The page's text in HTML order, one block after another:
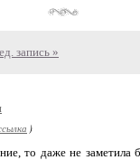
запись »
)
то даже не